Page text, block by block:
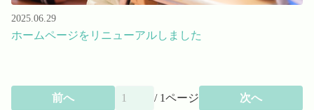
2025.06.29
ホームページをリニューアルしました
前へ / 1ページ 次へ